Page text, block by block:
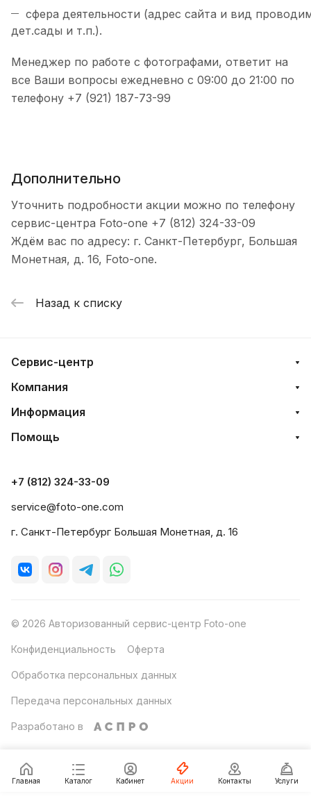
сфера деятельности (адрес сайта и вид
дет.сады и т.п.).
Менеджер по работе с фотографами, ответит на
все Ваши вопросы ежедневно с 09:00 до 21:00 по
телефону +7 (921) 187-73-99
Дополнительно
Уточнить подробности акции можно по телефону
сервис-центра Foto-one +7 (812) 324-33-09
Ждём вас по адресу: г. Санкт-Петербург, Большая
Монетная, д. 16, Foto-one.
Назад к списку
Главная Каталог Кабинет Акции Контакты Услуги
Сервис-центр
Компания
Информация
Помощь
+7 (812) 324-33-09
service@foto-one.com
г. Санкт-Петербург Большая Монетная, д. 16
© 2026 Авторизованный сервис-центр Foto-one
Конфиденциальность Оферта
Обработка персональных данных
Передача персональных данных
Разработано в